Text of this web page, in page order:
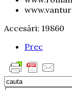
Accesări: 19860
Prec